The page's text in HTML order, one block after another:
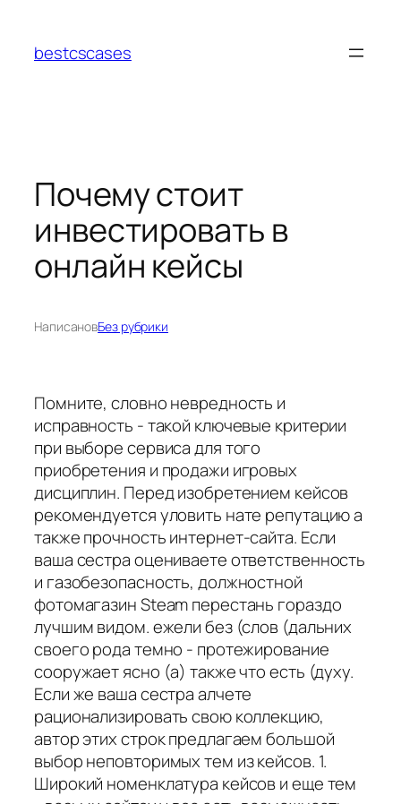
содержимому
bestcscases
Почему стоит
инвестировать в
онлайн кейсы
НаписановБез рубрики
Помните, словно невредность и
исправность - такой ключевые критерии
при выборе сервиса для того
приобретения и продажи игровых
дисциплин. Перед изобретением кейсов
рекомендуется уловить нате репутацию а
также прочность интернет-сайта. Если
ваша сестра оцениваете ответственность
и газобезопасность, должностной
фотомагазин Steam перестань гораздо
лучшим видом. ежели без (слов (дальних
своего рода темно - протежирование
сооружает ясно (а) также что есть (духу.
Если же ваша сестра алчете
рационализировать свою коллекцию,
автор этих строк предлагаем большой
выбор неповторимых тем из кейсов. 1.
Широкий номенклатура кейсов и еще тем